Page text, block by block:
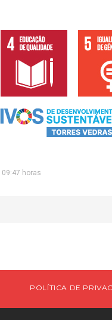
09:47 horas
POLÍTICA DE